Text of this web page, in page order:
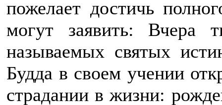
пожелает достичь
могут заявить: Вчера
называемых святых
Будда в своем учении
страдании в жизни: